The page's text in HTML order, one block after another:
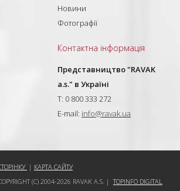
Новини
Фотографії
Контактна інформація
Представництво "RAVAK
a.s." в Україні
T: 0 800 333 272
E-mail: info@ravak.ua
| КАРТА САЙТУ
(C) 2004-2026 RAVAK A.S. |TOPINFO DIGITAL